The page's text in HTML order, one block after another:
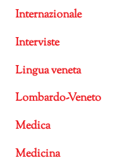
Internazionale
Interviste
Lingua veneta
Lombardo-Veneto
Medica
Medicina